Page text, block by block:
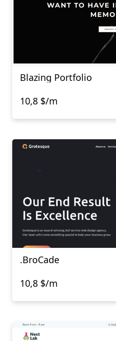
Blazing Portfolio
10,8 $/m
.BroCade
10,8 $/m